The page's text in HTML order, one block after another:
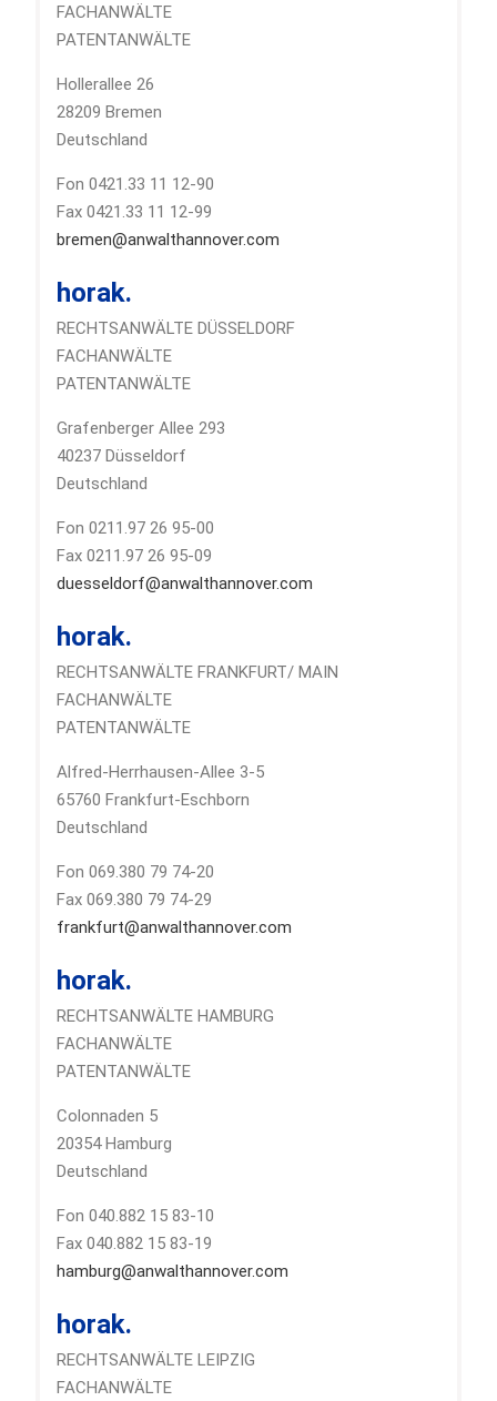
FACHANWÄLTE
PATENTANWÄLTE
Hollerallee 26
28209 Bremen
Deutschland
Fon 0421.33 11 12-90
Fax 0421.33 11 12-99
bremen@anwalthannover.com
horak.
RECHTSANWÄLTE DÜSSELDORF
FACHANWÄLTE
PATENTANWÄLTE
Grafenberger Allee 293
40237 Düsseldorf
Deutschland
Fon 0211.97 26 95-00
Fax 0211.97 26 95-09
duesseldorf@anwalthannover.com
horak.
RECHTSANWÄLTE FRANKFURT/ MAIN
FACHANWÄLTE
PATENTANWÄLTE
Alfred-Herrhausen-Allee 3-5
65760 Frankfurt-Eschborn
Deutschland
Fon 069.380 79 74-20
Fax 069.380 79 74-29
frankfurt@anwalthannover.com
horak.
RECHTSANWÄLTE HAMBURG
FACHANWÄLTE
PATENTANWÄLTE
Colonnaden 5
20354 Hamburg
Deutschland
Fon 040.882 15 83-10
Fax 040.882 15 83-19
hamburg@anwalthannover.com
horak.
RECHTSANWÄLTE LEIPZIG
FACHANWÄLTE